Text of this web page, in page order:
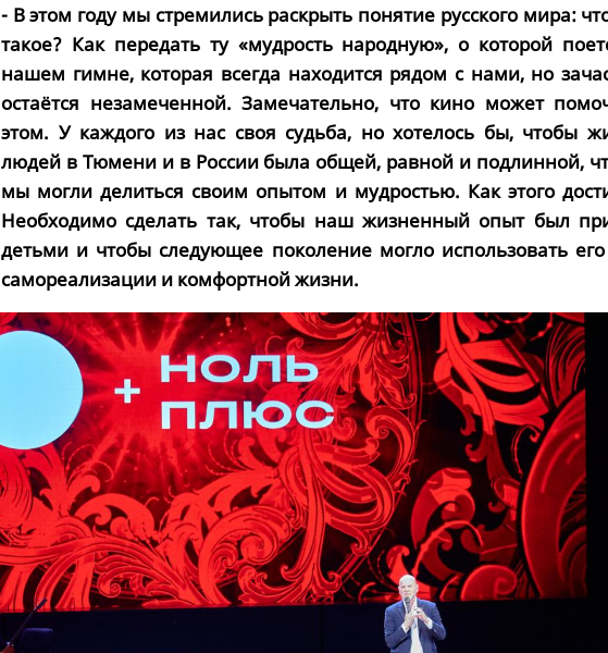
- В этом году мы стремились раскрыть понятие русского мира:
такое? Как передать ту «мудрость народную», о которой
нашем гимне, которая всегда находится рядом с нами, но
остаётся незамеченной. Замечательно, что кино может
этом. У каждого из нас своя судьба, но хотелось бы, чтобы
людей в Тюмени и в России была общей, равной и подлинной,
мы могли делиться своим опытом и мудростью. Как этого
Необходимо сделать так, чтобы наш жизненный опыт был
детьми и чтобы следующее поколение могло использовать
самореализации и комфортной жизни.